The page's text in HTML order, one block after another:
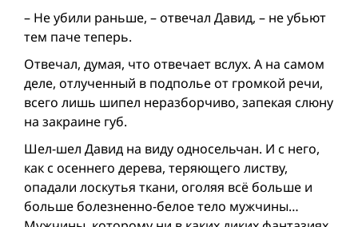
– Не убили раньше, – отвечал Давид, – не убьют
тем паче теперь.
Отвечал, думая, что отвечает вслух. А на самом
деле, отлученный в подполье от громкой речи,
всего лишь шипел неразборчиво, запекая слюну
на закраине губ.
Шел-шел Давид на виду односельчан. И с него,
как с осеннего дерева, теряющего листву,
опадали лоскутья ткани, оголяя всё больше и
больше болезненно-белое тело мужчины…